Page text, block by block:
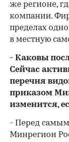
же регионе,
компании.
пределах
в местную
- Каковы
Сейчас
перечня
приказом
изменится,
- Перед
Минрегион